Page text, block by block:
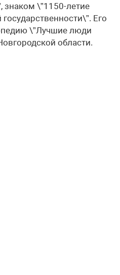
знаком \”1150-летие
Его
\”Лучшие люди
области.